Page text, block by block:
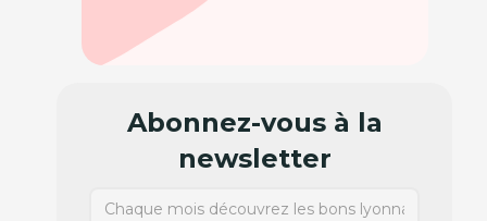
Abonnez-vous à la
newsletter